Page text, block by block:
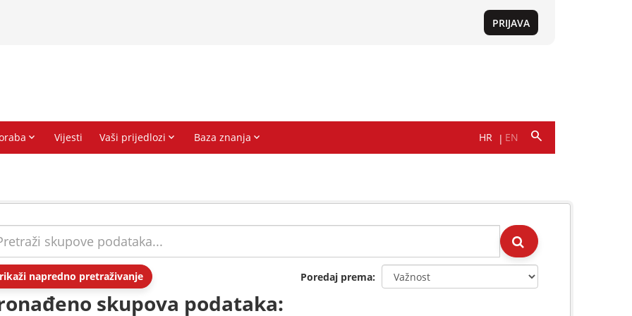
napredno pretraživanje Poredaj prema
skupova podataka: